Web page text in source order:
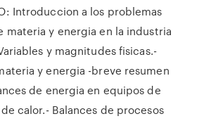
Introduccion a los problemas
materia y energia en la industria
y magnitudes fisicas.-
y energia -breve resumen
de energia en equipos de
calor.- Balances de procesos